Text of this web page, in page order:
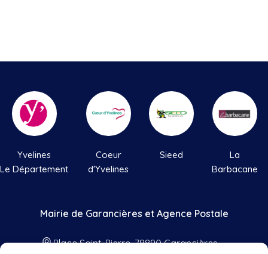
Yvelines
Le Département
Coeur
d'Yvelines
Sieed
La
Barbacane
Mairie de Garancières et Agence Postale
Place Saint-Pierre, 78890 Garancières